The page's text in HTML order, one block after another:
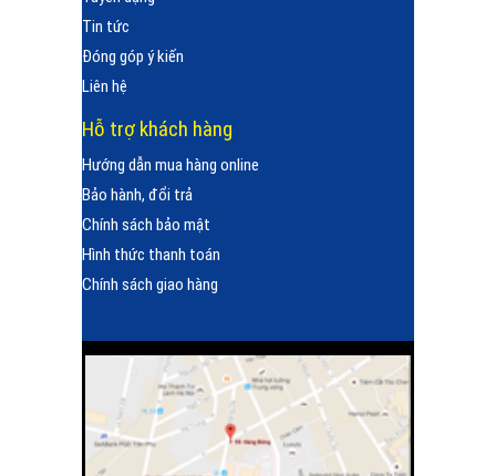
Tin tức
Đóng góp ý kiến
Liên hệ
Hỗ trợ khách hàng
Hướng dẫn mua hàng online
Bảo hành, đổi trả
Chính sách bảo mật
Hình thức thanh toán
Chính sách giao hàng